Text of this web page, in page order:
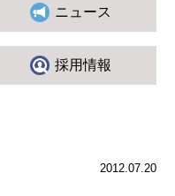
ニュース
採用情報
2012.07.20